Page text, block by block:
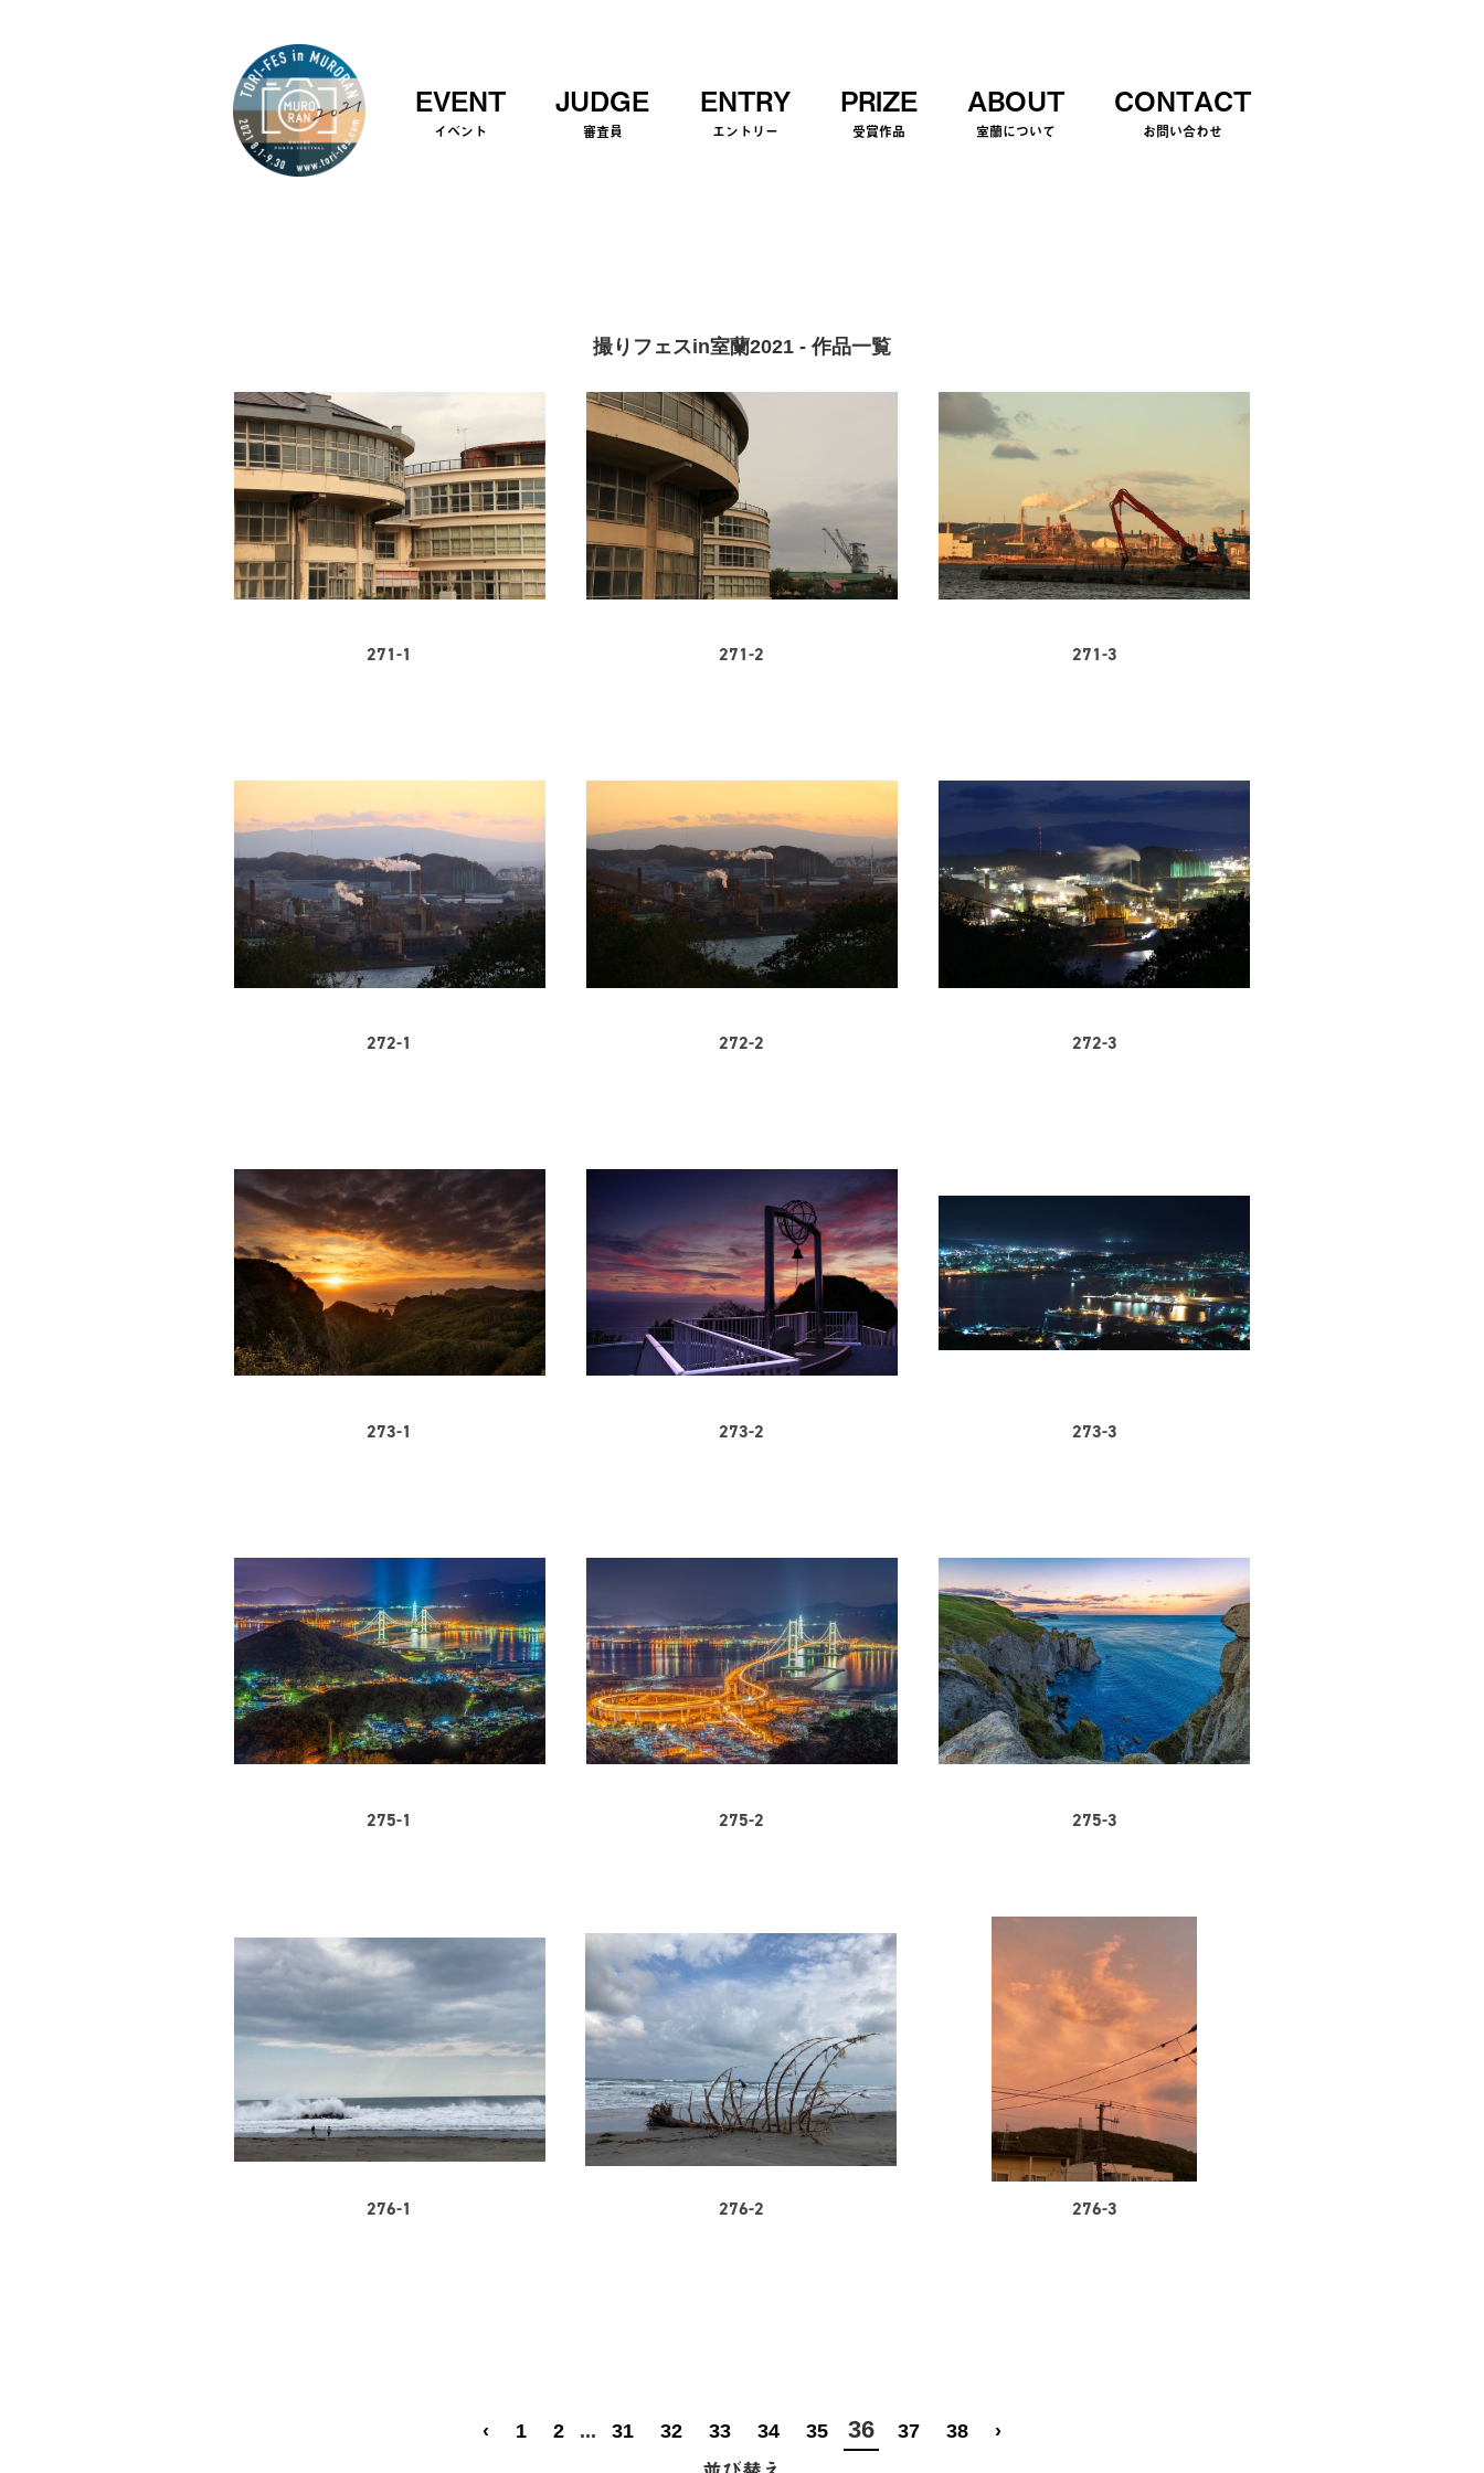
EVENT
イベント
JUDGE
審査員
ENTRY
エントリー
PRIZE
受賞作品
ABOUT
室蘭について
CONTACT
お問い合わせ
撮りフェスin室蘭2021 - 作品一覧
271-1 271-2 271-3
272-1 272-2 272-3
273-1 273-2 273-3
275-1 275-2 275-3
276-1 276-2 276-3
‹ 1 2 ... 31 32 33 34 35 36 37 38 ›